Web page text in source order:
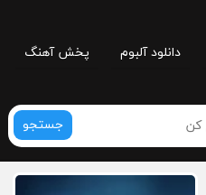
دانلود آلبوم پخش آهنگ
جستجو